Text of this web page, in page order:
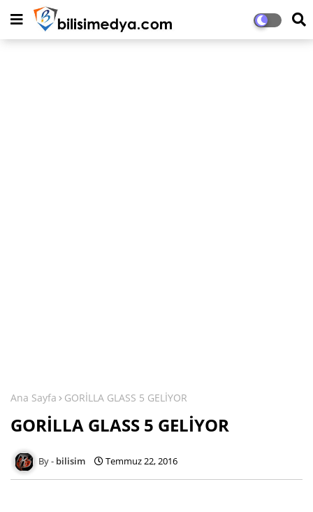
Ana Sayfa GORİLLA GLASS 5 GELİYOR
GORİLLA GLASS 5 GELİYOR
bilisim Temmuz 22, 2016